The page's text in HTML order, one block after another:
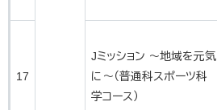
17
Jミッション ～地域を元気
に～（普通科スポーツ科
学コース）